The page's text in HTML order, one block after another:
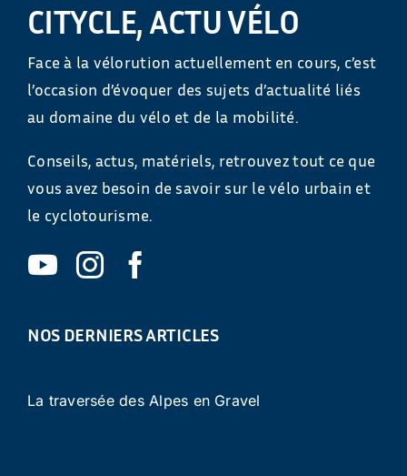
CITYCLE, ACTU VÉLO
Face à la vélorution actuellement en cours, c’est
l’occasion d’évoquer des sujets d’actualité liés
au domaine du vélo et de la mobilité.
Conseils, actus, matériels, retrouvez tout ce que
vous avez besoin de savoir sur le vélo urbain et
le cyclotourisme.
NOS DERNIERS ARTICLES
La traversée des Alpes en Gravel